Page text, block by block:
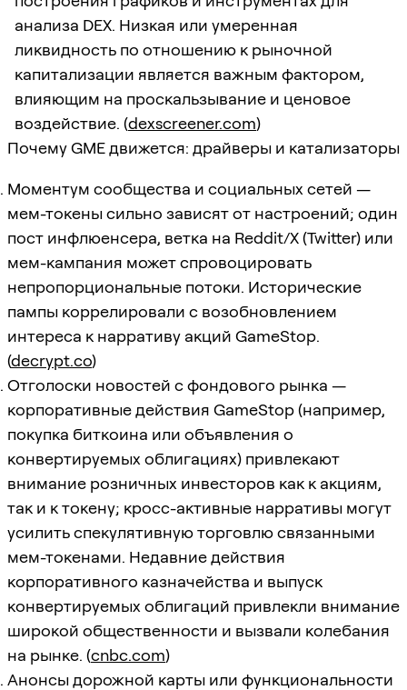
анализа DEX. Низкая или умеренная
ликвидность по отношению к рыночной
капитализации является важным фактором,
влияющим на проскальзывание и ценовое
воздействие. (dexscreener.com)
Почему GME движется: драйверы и катализаторы
Моментум сообщества и социальных сетей —
мем-токены сильно зависят от настроений; один
пост инфлюенсера, ветка на Reddit/X (Twitter) или
мем-кампания может спровоцировать
непропорциональные потоки. Исторические
пампы коррелировали с возобновлением
интереса к нарративу акций GameStop.
(decrypt.co)
Отголоски новостей с фондового рынка —
корпоративные действия GameStop (например,
покупка биткоина или объявления о
конвертируемых облигациях) привлекают
внимание розничных инвесторов как к акциям,
так и к токену; кросс-активные нарративы могут
усилить спекулятивную торговлю связанными
мем-токенами. Недавние действия
корпоративного казначейства и выпуск
конвертируемых облигаций привлекли внимание
широкой общественности и вызвали колебания
на рынке. (cnbc.com)
Анонсы дорожной карты или функциональности